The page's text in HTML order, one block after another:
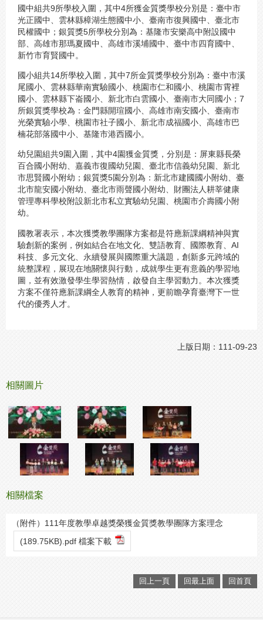
國中組共9所學校入圍，其中4所獲金質獎學校分別是：臺中市
光正國中、雲林縣樟湖生態國中小、臺南市復興國中、臺北市
民權國中；銀質獎5所學校分別為：基隆市安樂高中附設國中
部、高雄市那瑪夏國中、高雄市溪埔國中、臺中市四育國中、
新竹市育賢國中。
國小組共14所學校入圍，其中7所金質獎學校分別為：臺中市溪
尾國小、雲林縣華南實驗國小、桃園市仁和國小、桃園市霄裡
國小、雲林縣下崙國小、新北市白雲國小、臺南市大同國小；7
所銀質獎學校為：金門縣開瑄國小、高雄市南安國小、臺南市
光榮實驗小學、桃園市社子國小、新北市成福國小、高雄市巴
楠花部落國中小、基隆市港西國小。
幼兒園組共9園入圍，其中4園獲金質獎，分別是：屏東縣長榮
百合國小附幼、嘉義市復國幼兒園、臺北市信義幼兒園、新北
市思賢國小附幼；銀質獎5園分別為：新北市建國國小附幼、臺
北市龍安國小附幼、臺北市雨聲國小附幼、財團法人耕莘健康
管理專科學校附設新北市私立實驗幼兒園、桃園市介壽國小附
幼。
國教署表示，本次獲獎教學團隊方案都是符應新課綱精神與實
驗創新的案例，例如結合在地文化、雙語教育、國際教育、AI
科技、多元文化、永續發展與國際重大議題，創新多元跨域的
統整課程，展現在地關懷與行動，成就學生更有意義的學習地
圖，並有效激發學生學習熱情，啟發自主學習動力。本次獲獎
方案不僅符應新課綱全人教育的精神，更前瞻孕育臺灣下一世
代的優秀人才。
上版日期：111-09-23
相關圖片
相關檔案
（附件）111年度教學卓越獎榮獲金質獎教學團隊方案理念
(189.75KB).pdf 檔案下載
回上一頁 回最上面 回首頁